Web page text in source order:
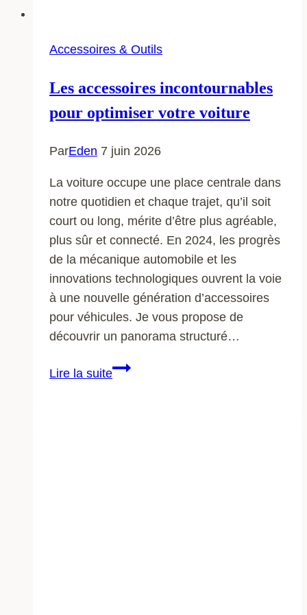
Accessoires & Outils
Les accessoires incontournables
pour optimiser votre voiture
ParEden 7 juin 2026
La voiture occupe une place centrale dans
notre quotidien et chaque trajet, qu’il soit
court ou long, mérite d’être plus agréable,
plus sûr et connecté. En 2024, les progrès
de la mécanique automobile et les
innovations technologiques ouvrent la voie
à une nouvelle génération d’accessoires
pour véhicules. Je vous propose de
découvrir un panorama structuré…
Lire la suiteLes